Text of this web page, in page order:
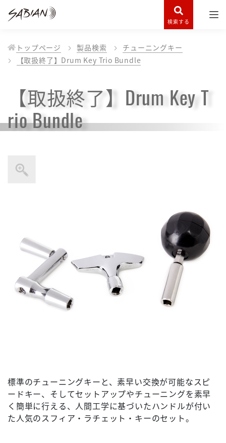
検索する
トップページ 製品検索
チューニングキー
【取扱終了】Drum Key Trio Bundle
【取扱終了】Drum Key T
rio Bundle
標準のチューニングキーと、素早い交換が可能なスピ
ードキー、そしてセットアップやチューニングを素早
く簡単に行える、人間工学に基づいたハンドルが付い
た人気のスフィア・ラチェット・キーのセット。